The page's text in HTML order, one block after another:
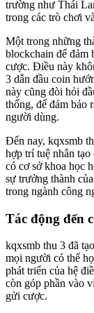
trường như Thái
trong các trò chơi
Một trong những
blockchain để đảm
cược. Điều này
3 dẫn đầu coin
này cũng đòi hỏi
thống, để đảm bảo
người dùng.
Đến nay, kqxsmb
hợp trí tuệ nhân
có cơ sở khoa học
sự trưởng thành
trong ngành công
Tác động đến
kqxsmb thu 3 đã
mọi người có thể
phát triển của hệ
còn góp phần vào
gửi cược.